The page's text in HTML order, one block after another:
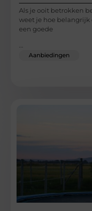
Als je ooit betrokken
weet je hoe belangrijk
een goede
...
Aanbiedingen